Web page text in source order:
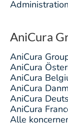
Administration
AniCura
AniCura
AniCura
AniCura
AniCura
AniCura
AniCura
Alle